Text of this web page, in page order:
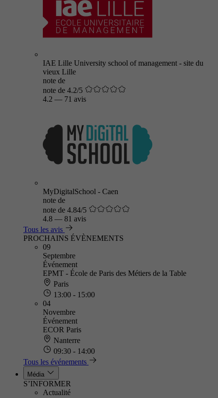
IAE Lille University school of management - site du
vieux Lille
note de
note de 4.2/5
4.2 — 71 avis
MyDigitalSchool - Caen
note de
note de 4.84/5
4.8 — 81 avis
Tous les avis
PROCHAINS ÉVÈNEMENTS
09
Septembre
Événement
EPMT - École de Paris des Métiers de la Table
Paris
13:00 - 15:00
04
Novembre
Événement
ECOR Paris
Nanterre
09:30 - 14:00
Tous les événements
Média
S’INFORMER
Actualité